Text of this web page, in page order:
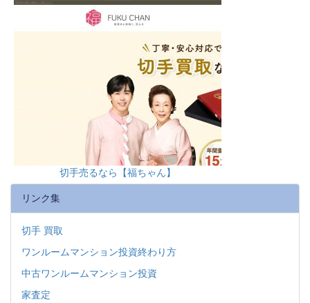
切手売るなら【福ちゃん】
リンク集
切手 買取
ワンルームマンション投資終わり方
中古ワンルームマンション投資
家査定